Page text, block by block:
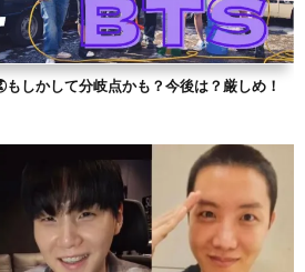
しかして分岐点かも？今後は？厳しめ！